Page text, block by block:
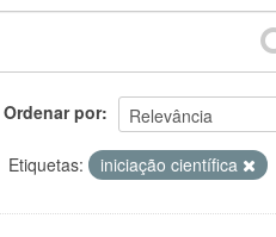
Ordenar por
Etiquetas: iniciação científica